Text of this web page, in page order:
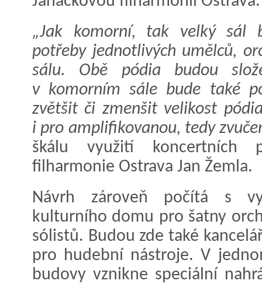
„Jak komorní, tak velký sál
potřeby jednotlivých umělců,
sálu. Obě pódia budou
v komorním sále bude také
zvětšit či zmenšit velikost
i pro amplifikovanou, tedy
škálu využití koncertních
filharmonie Ostrava Jan Žemla.
Návrh zároveň počítá s
kulturního domu pro šatny
sólistů. Budou zde také
pro hudební nástroje. V
budovy vznikne speciální